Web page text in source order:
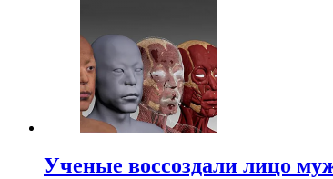
Ученые воссоздали лицо